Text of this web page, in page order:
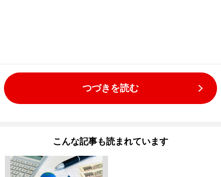
つづきを読む
こんな記事も読まれています